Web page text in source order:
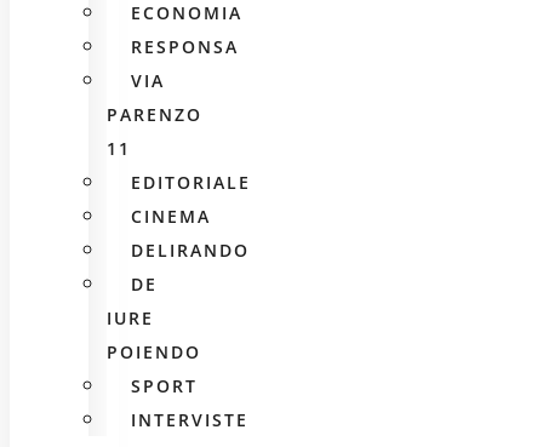
ECONOMIA
RESPONSA
VIA
PARENZO
11
EDITORIALE
CINEMA
DELIRANDO
DE
IURE
POIENDO
SPORT
INTERVISTE